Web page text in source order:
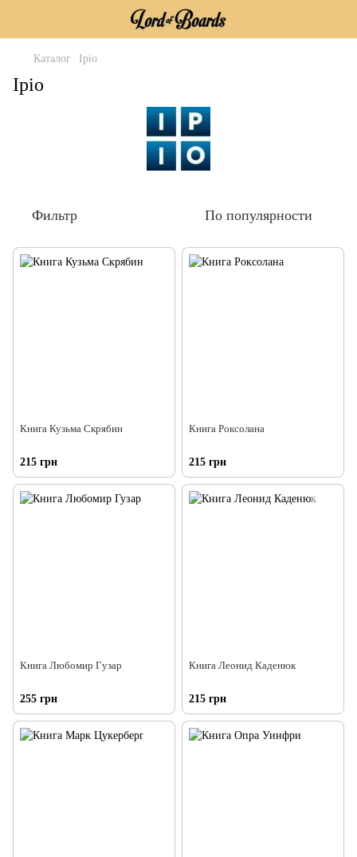
Каталог Ipio
Ipio
Фильтр По популярности
Книга Кузьма Скрябин
215 грн
Книга Роксолана
215 грн
Книга Любомир Гузар
255 грн
Книга Леонид Каденюк
215 грн